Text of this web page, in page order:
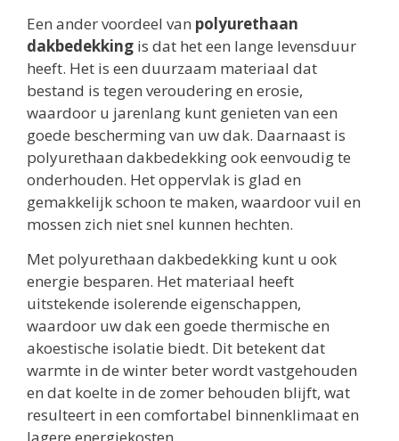
Een ander voordeel van polyurethaan
dakbedekking is dat het een lange levensduur
heeft. Het is een duurzaam materiaal dat
bestand is tegen veroudering en erosie,
waardoor u jarenlang kunt genieten van een
goede bescherming van uw dak. Daarnaast is
polyurethaan dakbedekking ook eenvoudig te
onderhouden. Het oppervlak is glad en
gemakkelijk schoon te maken, waardoor vuil en
mossen zich niet snel kunnen hechten.
Met polyurethaan dakbedekking kunt u ook
energie besparen. Het materiaal heeft
uitstekende isolerende eigenschappen,
waardoor uw dak een goede thermische en
akoestische isolatie biedt. Dit betekent dat
warmte in de winter beter wordt vastgehouden
en dat koelte in de zomer behouden blijft, wat
resulteert in een comfortabel binnenklimaat en